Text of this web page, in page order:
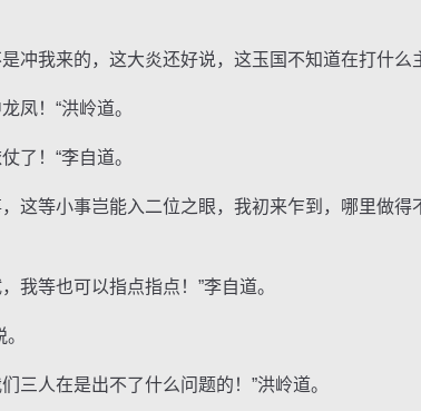
我来的，这大炎还好说，这玉国不知道在打什么
！“洪岭道。
！“李自道。
等小事岂能入二位之眼，我初来乍到，哪里做得
等也可以指点指点！”李自道。
人在是出不了什么问题的！”洪岭道。